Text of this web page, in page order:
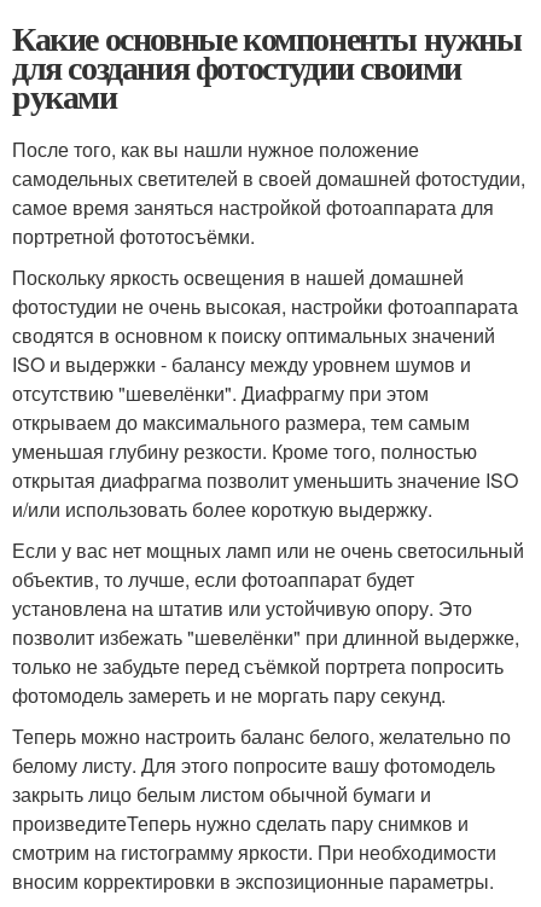
Какие основные компоненты нужны
для создания фотостудии своими
руками
После того, как вы нашли нужное положение
самодельных светителей в своей домашней фотостудии,
самое время заняться настройкой фотоаппарата для
портретной фототосъёмки.
Поскольку яркость освещения в нашей домашней
фотостудии не очень высокая, настройки фотоаппарата
сводятся в основном к поиску оптимальных значений
ISO и выдержки - балансу между уровнем шумов и
отсутствию "шевелёнки". Диафрагму при этом
открываем до максимального размера, тем самым
уменьшая глубину резкости. Кроме того, полностью
открытая диафрагма позволит уменьшить значение ISO
и/или использовать более короткую выдержку.
Если у вас нет мoщных лaмп или не очень светосильный
объектив, то лучше, если фотоаппарат будет
установлена на штатив или устойчивую опору. Это
позволит избежать "шевелёнки" при длинной выдержке,
только не забудьте перед съёмкой портрета попросить
фотомодель замереть и не моргать пару секунд.
Теперь можно настроить баланс белого, желательно по
белому листу. Для этого попросите вашу фотомодель
закрыть лицо белым листом обычной бумаги и
произведитеТеперь нужно сделать пару снимков и
смотрим на гистограмму яркости. При необходимости
вносим корректировки в экспозиционные параметры.